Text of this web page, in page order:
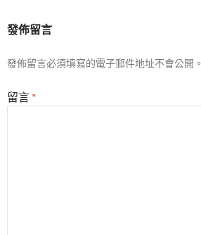
發佈留言
發佈留言必須填寫的電子郵件地址不會公開。
留言 *